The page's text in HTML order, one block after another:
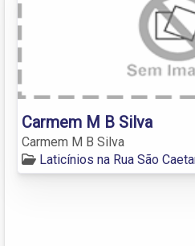
Carmem M B Silva
Carmem M B Silva
Laticínios na Rua São